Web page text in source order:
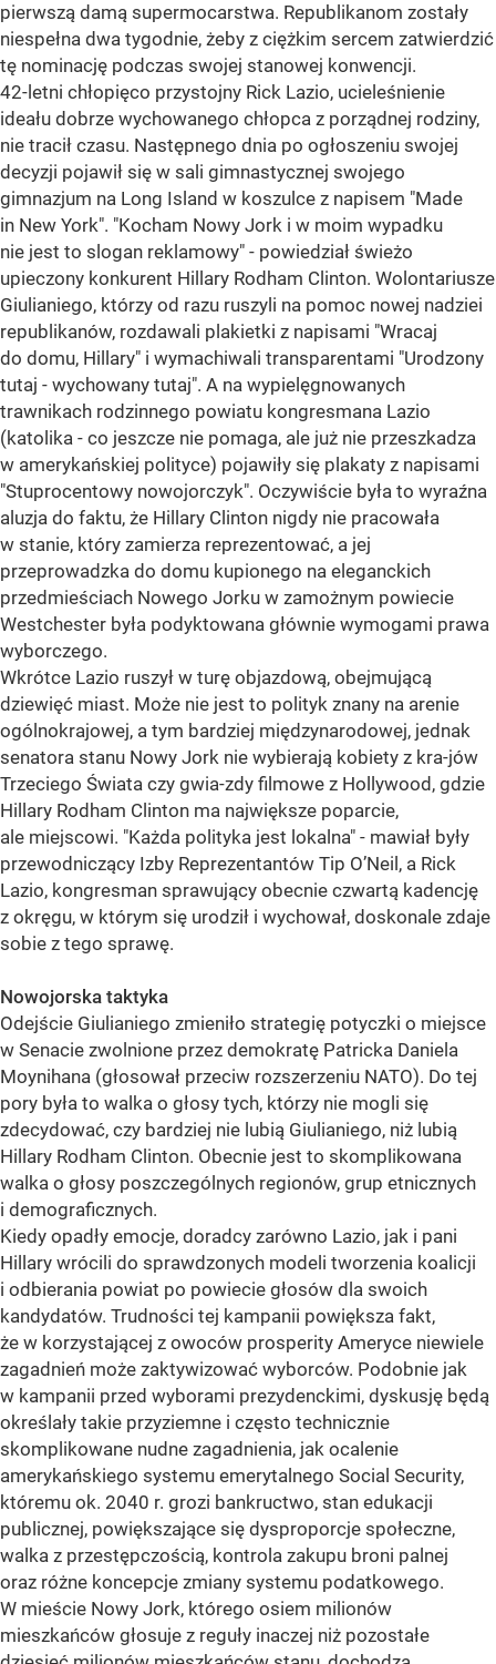
pierwszą damą supermocarstwa. Republikanom zostały
niespełna dwa tygodnie, żeby z ciężkim sercem zatwierdzić
tę nominację podczas swojej stanowej konwencji.
42-letni chłopięco przystojny Rick Lazio, ucieleśnienie
ideału dobrze wychowanego chłopca z porządnej rodziny,
nie tracił czasu. Następnego dnia po ogłoszeniu swojej
decyzji pojawił się w sali gimnastycznej swojego
gimnazjum na Long Island w koszulce z napisem "Made
in New York". "Kocham Nowy Jork i w moim wypadku
nie jest to slogan reklamowy" - powiedział świeżo
upieczony konkurent Hillary Rodham Clinton. Wolontariusze
Giulianiego, którzy od razu ruszyli na pomoc nowej nadziei
republikanów, rozdawali plakietki z napisami "Wracaj
do domu, Hillary" i wymachiwali transparentami "Urodzony
tutaj - wychowany tutaj". A na wypielęgnowanych
trawnikach rodzinnego powiatu kongresmana Lazio
(katolika - co jeszcze nie pomaga, ale już nie przeszkadza
w amerykańskiej polityce) pojawiły się plakaty z napisami
"Stuprocentowy nowojorczyk". Oczywiście była to wyraźna
aluzja do faktu, że Hillary Clinton nigdy nie pracowała
w stanie, który zamierza reprezentować, a jej
przeprowadzka do domu kupionego na eleganckich
przedmieściach Nowego Jorku w zamożnym powiecie
Westchester była podyktowana głównie wymogami prawa
wyborczego.
Wkrótce Lazio ruszył w turę objazdową, obejmującą
dziewięć miast. Może nie jest to polityk znany na arenie
ogólnokrajowej, a tym bardziej międzynarodowej, jednak
senatora stanu Nowy Jork nie wybierają kobiety z kra-jów
Trzeciego Świata czy gwia-zdy filmowe z Hollywood, gdzie
Hillary Rodham Clinton ma największe poparcie,
ale miejscowi. "Każda polityka jest lokalna" - mawiał były
przewodniczący Izby Reprezentantów Tip O’Neil, a Rick
Lazio, kongresman sprawujący obecnie czwartą kadencję
z okręgu, w którym się urodził i wychował, doskonale zdaje
sobie z tego sprawę.
Nowojorska taktyka
Odejście Giulianiego zmieniło strategię potyczki o miejsce
w Senacie zwolnione przez demokratę Patricka Daniela
Moynihana (głosował przeciw rozszerzeniu NATO). Do tej
pory była to walka o głosy tych, którzy nie mogli się
zdecydować, czy bardziej nie lubią Giulianiego, niż lubią
Hillary Rodham Clinton. Obecnie jest to skomplikowana
walka o głosy poszczególnych regionów, grup etnicznych
i demograficznych.
Kiedy opadły emocje, doradcy zarówno Lazio, jak i pani
Hillary wrócili do sprawdzonych modeli tworzenia koalicji
i odbierania powiat po powiecie głosów dla swoich
kandydatów. Trudności tej kampanii powiększa fakt,
że w korzystającej z owoców prosperity Ameryce niewiele
zagadnień może zaktywizować wyborców. Podobnie jak
w kampanii przed wyborami prezydenckimi, dyskusję będą
określały takie przyziemne i często technicznie
skomplikowane nudne zagadnienia, jak ocalenie
amerykańskiego systemu emerytalnego Social Security,
któremu ok. 2040 r. grozi bankructwo, stan edukacji
publicznej, powiększające się dysproporcje społeczne,
walka z przestępczością, kontrola zakupu broni palnej
oraz różne koncepcje zmiany systemu podatkowego.
W mieście Nowy Jork, którego osiem milionów
mieszkańców głosuje z reguły inaczej niż pozostałe